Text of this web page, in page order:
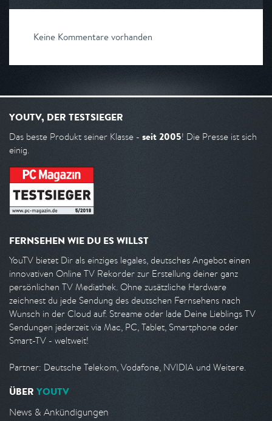
Keine Kommentare vorhanden
YOUTV, DER TESTSIEGER
Das beste Produkt seiner Klasse - seit 2005! Die Presse ist sich
einig.
FERNSEHEN WIE DU ES WILLST
YouTV bietet Dir als einziges legales, deutsches Angebot einen
innovativen Online TV Rekorder zur Erstellung deiner ganz
persönlichen TV Mediathek. Ohne zusätzliche Hardware
zeichnest du jede Sendung des deutschen Fernsehens nach
Wunsch in der Cloud auf. Streame oder lade Deine Lieblings TV
Sendungen jederzeit via Mac, PC, Tablet, Smartphone oder
Smart-TV - weltweit!
Partner: Deutsche Telekom, Vodafone, NVIDIA und Weitere.
ÜBER YOUTV
News & Ankündigungen